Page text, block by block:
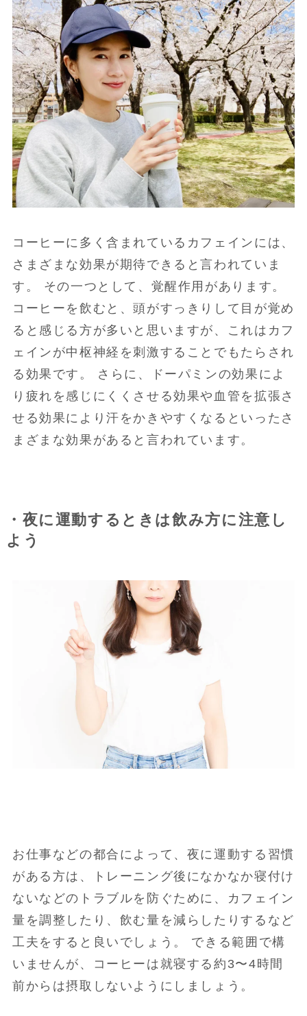
コーヒーに多く含まれているカフェインには、
さまざまな効果が期待できると言われていま
す。 その一つとして、覚醒作用があります。
コーヒーを飲むと、頭がすっきりして目が覚め
ると感じる方が多いと思いますが、これはカフ
ェインが中枢神経を刺激することでもたらされ
る効果です。 さらに、ドーパミンの効果によ
り疲れを感じにくくさせる効果や血管を拡張さ
せる効果により汗をかきやすくなるといったさ
まざまな効果があると言われています。
・夜に運動するときは飲み方に注意し
よう
お仕事などの都合によって、夜に運動する習慣
がある方は、トレーニング後になかなか寝付け
ないなどのトラブルを防ぐために、カフェイン
量を調整したり、飲む量を減らしたりするなど
工夫をすると良いでしょう。 できる範囲で構
いませんが、コーヒーは就寝する約3〜4時間
前からは摂取しないようにしましょう。